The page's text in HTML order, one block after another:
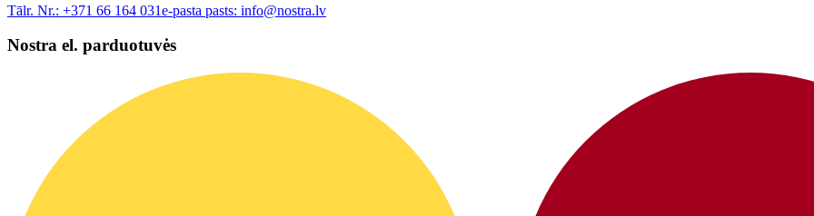
Tālr. Nr.: +371 66 164 031e-pasta pasts: info@nostra.lv
Nostra el. parduotuvės